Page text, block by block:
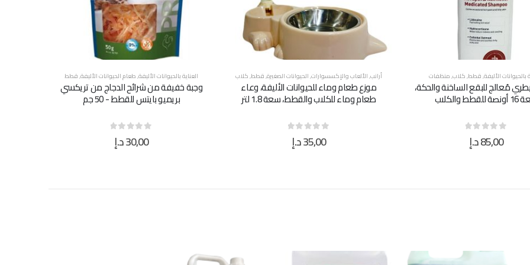
بالحيوانات الأليفة,قطط,كلاب,منظفات
مُعالج للبقع الساخنة والحكة،
والكلاب
85,00د.إ
أرانب,الألعاب والإكسسوارات,الحيوانات الصغيرة,قطط,كلاب
موزع طعام وماء للحيوانات الأليفة، وعاء
طعام وماء للكلاب والقطط، سعة 1.8 لتر
35,00د.إ
العناية بالحيوانات الأليفة,طعام الحيوانات الأليفة,قطط
وجبة خفيفة من شرائح الدجاج من تريكسي
بريميو بايتس للقطط - 50 جم
30,00د.إ